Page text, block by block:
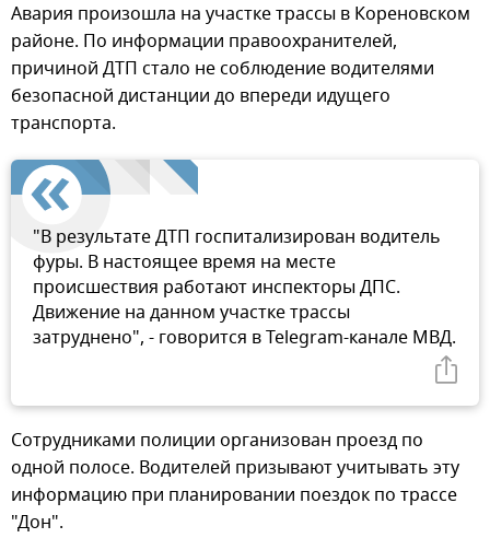
Авария произошла на участке трассы в Кореновском
районе. По информации правоохранителей,
причиной ДТП стало не соблюдение водителями
безопасной дистанции до впереди идущего
транспорта.
"В результате ДТП госпитализирован водитель
фуры. В настоящее время на месте
происшествия работают инспекторы ДПС.
Движение на данном участке трассы
затруднено", - говорится в Telegram-канале МВД.
Сотрудниками полиции организован проезд по
одной полосе. Водителей призывают учитывать эту
информацию при планировании поездок по трассе
"Дон".